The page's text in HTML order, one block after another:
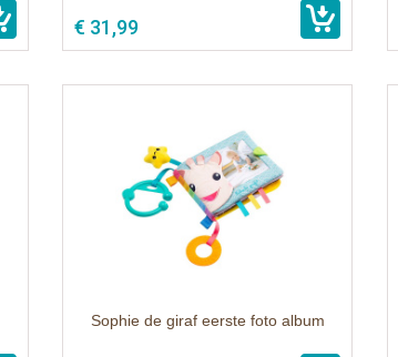
€ 31,99
Sophie de giraf eerste foto album